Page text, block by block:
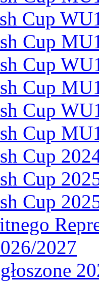
Cup
Cup
Cup
Cup
Cup
Cup
Cup
Cup
Cup
2027